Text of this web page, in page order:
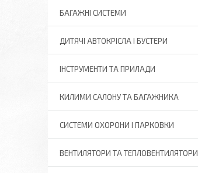
БАГАЖНІ СИСТЕМИ
ДИТЯЧІ АВТОКРІСЛА І БУСТЕРИ
ІНСТРУМЕНТИ ТА ПРИЛАДИ
КИЛИМИ САЛОНУ ТА БАГАЖНИКА
СИСТЕМИ ОХОРОНИ І ПАРКОВКИ
ВЕНТИЛЯТОРИ ТА ТЕПЛОВЕНТИЛЯТОРИ